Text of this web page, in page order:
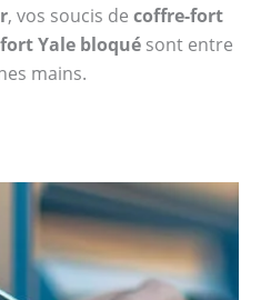
, vos soucis de coffre-fort
Yale bloquésont entre
mains.